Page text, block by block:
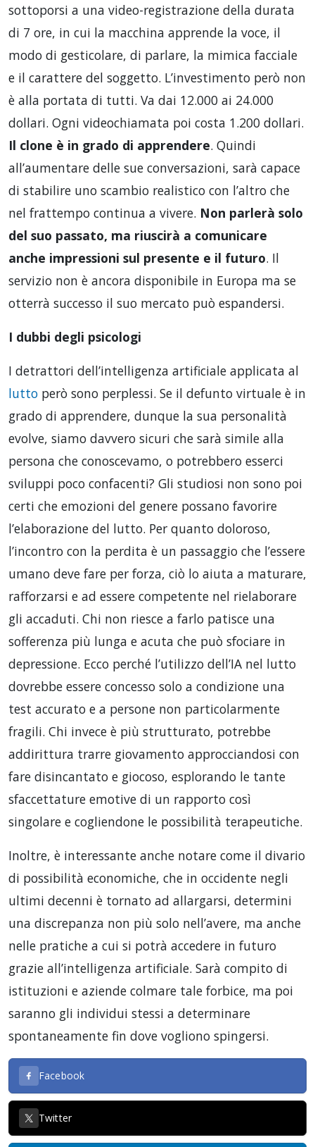
sottoporsi a una video-registrazione della durata
di 7 ore, in cui la macchina apprende la voce, il
modo di gesticolare, di parlare, la mimica facciale
e il carattere del soggetto. L’investimento però non
è alla portata di tutti. Va dai 12.000 ai 24.000
dollari. Ogni videochiamata poi costa 1.200 dollari.
Il clone è in grado di apprendere. Quindi
all’aumentare delle sue conversazioni, sarà capace
di stabilire uno scambio realistico con l’altro che
nel frattempo continua a vivere. Non parlerà solo
del suo passato, ma riuscirà a comunicare
anche impressioni sul presente e il futuro. Il
servizio non è ancora disponibile in Europa ma se
otterrà successo il suo mercato può espandersi.
I dubbi degli psicologi
I detrattori dell’intelligenza artificiale applicata al
lutto però sono perplessi. Se il defunto virtuale è in
grado di apprendere, dunque la sua personalità
evolve, siamo davvero sicuri che sarà simile alla
persona che conoscevamo, o potrebbero esserci
sviluppi poco confacenti? Gli studiosi non sono poi
certi che emozioni del genere possano favorire
l’elaborazione del lutto. Per quanto doloroso,
l’incontro con la perdita è un passaggio che l’essere
umano deve fare per forza, ciò lo aiuta a maturare,
rafforzarsi e ad essere competente nel rielaborare
gli accaduti. Chi non riesce a farlo patisce una
sofferenza più lunga e acuta che può sfociare in
depressione. Ecco perché l’utilizzo dell’IA nel lutto
dovrebbe essere concesso solo a condizione una
test accurato e a persone non particolarmente
fragili. Chi invece è più strutturato, potrebbe
addirittura trarre giovamento approcciandosi con
fare disincantato e giocoso, esplorando le tante
sfaccettature emotive di un rapporto così
singolare e cogliendone le possibilità terapeutiche.
Inoltre, è interessante anche notare come il divario
di possibilità economiche, che in occidente negli
ultimi decenni è tornato ad allargarsi, determini
una discrepanza non più solo nell’avere, ma anche
nelle pratiche a cui si potrà accedere in futuro
grazie all’intelligenza artificiale. Sarà compito di
istituzioni e aziende colmare tale forbice, ma poi
saranno gli individui stessi a determinare
spontaneamente fin dove vogliono spingersi.
Facebook
Twitter